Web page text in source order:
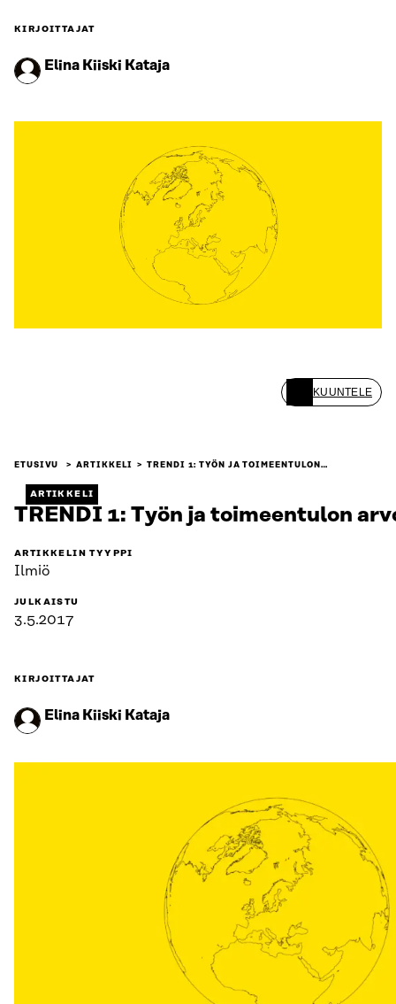
KIRJOITTAJAT
Elina Kiiski Kataja
KUUNTELE
ETUSIVU ARTIKKELI TRENDI 1: TYÖN JA TOIMEENTULON…
ARTIKKELI
TRENDI 1: Työn ja toimeentulon
ARTIKKELIN TYYPPI
Ilmiö
JULKAISTU
3.5.2017
KIRJOITTAJAT
Elina Kiiski Kataja